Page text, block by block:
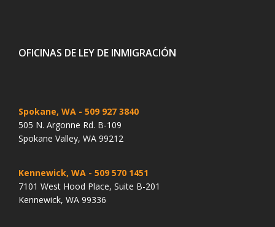
OFICINAS DE LEY DE INMIGRACIÓN
Spokane, WA - 509 927 3840
505 N. Argonne Rd. B-109
Spokane Valley, WA 99212
Kennewick, WA - 509 570 1451
7101 West Hood Place, Suite B-201
Kennewick, WA 99336